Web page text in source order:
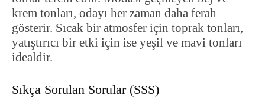
krem tonları, odayı her zaman daha ferah
gösterir. Sıcak bir atmosfer için toprak tonları,
yatıştırıcı bir etki için ise yeşil ve mavi tonları
idealdir.
Sıkça Sorulan Sorular (SSS)